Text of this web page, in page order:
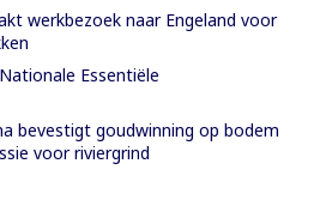
werkbezoek naar Engeland voor
Essentiële
bevestigt goudwinning op bodem
voor riviergrind